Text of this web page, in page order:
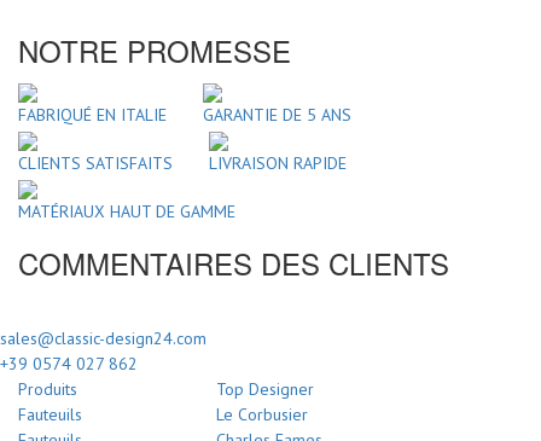
NOTRE PROMESSE
FABRIQUÉ EN ITALIE GARANTIE DE 5 ANS
CLIENTS SATISFAITS LIVRAISON RAPIDE
MATÉRIAUX HAUT DE GAMME
COMMENTAIRES DES CLIENTS
sales@classic-design24.com
+39 0574 027 862
Produits
Fauteuils
Top Designer
Le Corbusier